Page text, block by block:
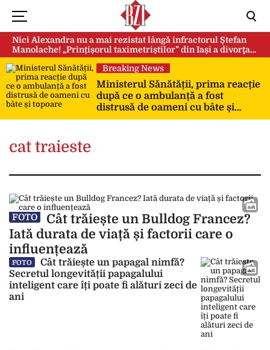
Nici Alexandra nu a mai rezistat lângă infractorul Ștefan
Manolache! „Prințișorul taximetriștilor” din Iași a divorţat
după doi ani de căsnicie
Breaking News
Ministerul Sănătății, prima reacție
după ce o ambulanță a fost
distrusă de oameni cu bâte și
topoare
cat traieste
FOTO
Cât trăiește un Bulldog Francez?
Iată durata de viață și factorii care o
influențează
FOTO
Cât trăiește un papagal nimfă?
Secretul longevității papagalului
inteligent care îți poate fi alături zeci de
ani